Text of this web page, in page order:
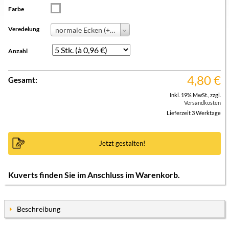
Farbe
Veredelung normale Ecken (+ 0,00 €)
Anzahl
Gesamt: 4,80€
Inkl. 19% MwSt. zzgl.
Versandkosten
Lieferzeit 3 Werktage
Jetzt gestalten!
Kuverts finden Sie im Anschluss im Warenkorb.
Beschreibung